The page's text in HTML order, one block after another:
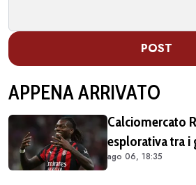
POST
APPENA ARRIVATO
Calciomercato
esplorativa tra i
Sul tavolo le
ago 06, 18:35